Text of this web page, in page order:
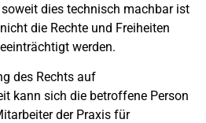
dies technisch machbar ist
die Rechte und Freiheiten
werden.
des Rechts auf
kann sich die betroffene Person
der Praxis für